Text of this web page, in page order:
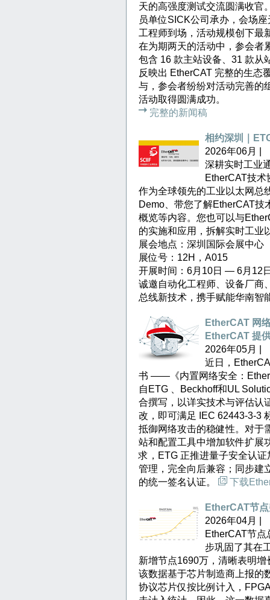
天的高强度测试交流圆满收官
员单位SICK公司承办，会场
工程师到场，活动规模创下最
在为期两天的活动中，参会者
包含 16 款主站设备、31 款从
反映出 EtherCAT 完整的生态
与，参会者纷纷对活动完善的
活动取得圆满成功。
完整的新闻稿
相约深圳｜
2026年06月 |
深耕实时工业
EtherCAT技
作为全球领先的工业以太网总
Demo、带您了解EtherCAT技
概览等内容。您也可以与
的实施和应用，拆解实时工业
展会地点：深圳国际会展中心
展位号：12H，A015
开展时间：6月10日 — 6月12
诚邀自动化工程师、设备厂商
总线新技术，携手赋能华南智
EtherCAT 网
EtherCAT 提
2026年05月 |
近日，
书 ——《内置网络安全：
自ETG 、Beckhoff和UL
合撰写，以详实技术与评估认
改，即可满足 IEC 62443-3-3
抵御网络攻击的稳健性。对于
站和配置工具中增加软件扩展
求，ETG 正推进量子安全认
管理，完全向后兼容；同步建
的统一签名认证。
下载
EtherCAT节
2026年04月 |
EtherCAT节点
步巩固了其在
新增节点1690万，清晰表明增
该数据基于芯片制造商上报的
协议芯片仅按比例计入，